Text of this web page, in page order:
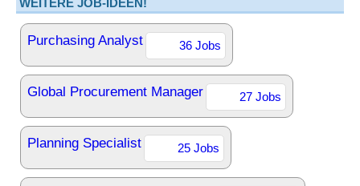
WEITERE JOB-IDEEN!
Purchasing Analyst 36 Jobs
Global Procurement Manager 27 Jobs
Planning Specialist 25 Jobs